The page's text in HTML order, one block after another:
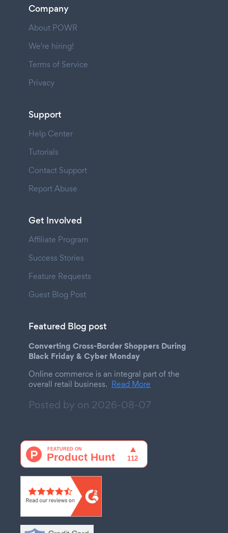
Company
About POWR
We're hiring!
Terms of Service
Privacy
Support
Help Center
Tutorials
Contact Support
Report Abuse
Get Involved
Affiliate Program
Success Stories
Feature Requests
Guest Blog Post
Featured Blog post
Converting Cross-Border Shoppers During
Black Friday & Cyber Monday
Online commerce is an integral part of the
overall retail business. Read More
Posted by on 2026-08-07